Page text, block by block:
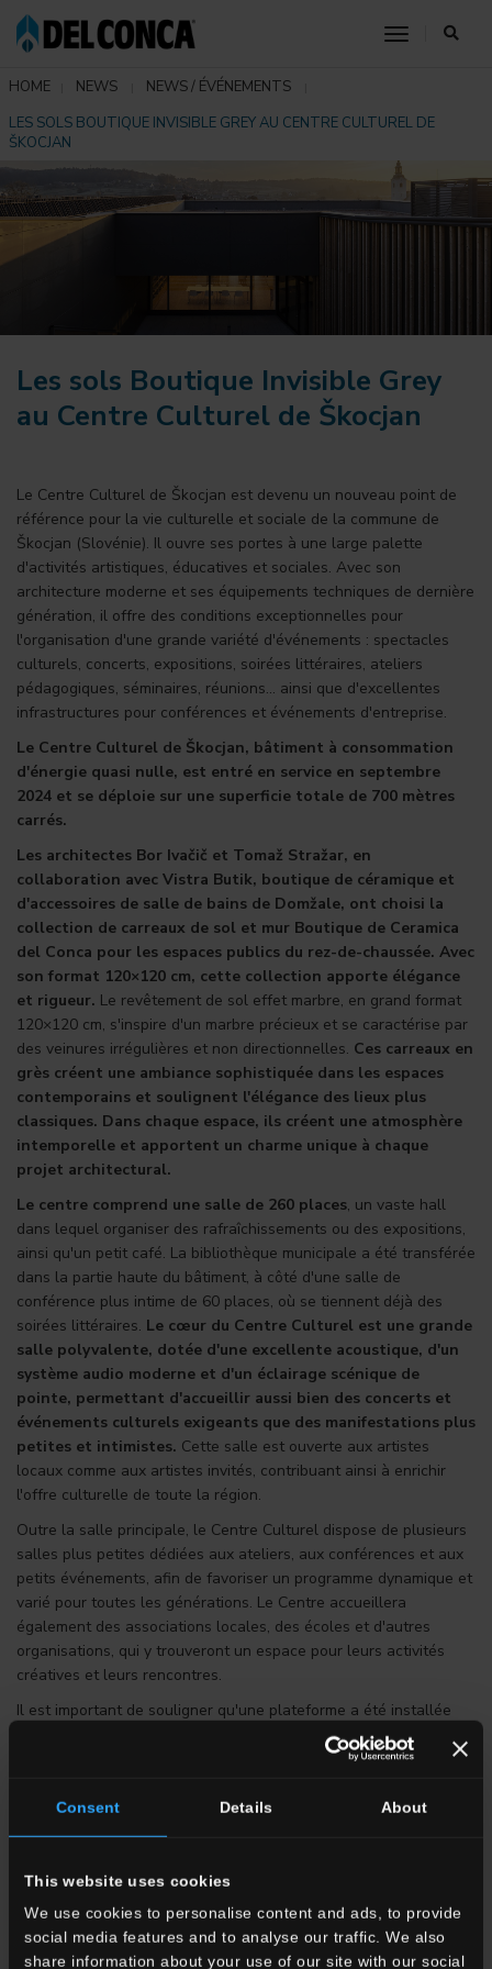
Consent Details About
This website uses cookies
We use cookies to personalise content and ads, to provide
social media features and to analyse our traffic. We also
share information about your use of our site with our social
toggle
HOME NEWS
NEWS / ÉVÉNEMENTS
LES SOLS BOUTIQUE INVISIBLE GREY AU CENTRE CULTUREL DE
ŠKOCJAN
Les sols Boutique Invisible Grey
au Centre Culturel de Škocjan
Le Centre Culturel de Škocjan est devenu un nouveau point de
référence pour la vie culturelle et sociale de la commune de
Škocjan (Slovénie). Il ouvre ses portes à une large palette
d'activités artistiques, éducatives et sociales. Avec son
architecture moderne et ses équipements techniques de dernière
génération, il offre des conditions exceptionnelles pour
l'organisation d'une grande variété d'événements : spectacles
culturels, concerts, expositions, soirées littéraires, ateliers
pédagogiques, séminaires, réunions… ainsi que d'excellentes
infrastructures pour conférences et événements d'entreprise.
Le Centre Culturel de Škocjan, bâtiment à consommation
d'énergie quasi nulle, est entré en service en septembre
2024 et se déploie sur une superficie totale de 700 mètres
carrés.
Les architectes Bor Ivačič et Tomaž Stražar, en
collaboration avec Vistra Butik, boutique de céramique et
d'accessoires de salle de bains de Domžale, ont choisi la
collection de carreaux de sol et mur Boutique de Ceramica
del Conca pour les espaces publics du rez-de-chaussée. Avec
son format 120×120 cm, cette collection apporte élégance
et rigueur. Le revêtement de sol effet marbre, en grand format
120×120 cm, s'inspire d'un marbre précieux et se caractérise par
des veinures irrégulières et non directionnelles. Ces carreaux en
grès créent une ambiance sophistiquée dans les espaces
contemporains et soulignent l'élégance des lieux plus
classiques. Dans chaque espace, ils créent une atmosphère
intemporelle et apportent un charme unique à chaque
projet architectural.
Le centre comprend une salle de 260 places, un vaste hall
dans lequel organiser des rafraîchissements ou des expositions,
ainsi qu'un petit café. La bibliothèque municipale a été transférée
dans la partie haute du bâtiment, à côté d'une salle de
conférence plus intime de 60 places, où se tiennent déjà des
soirées littéraires. Le cœur du Centre Culturel est une grande
salle polyvalente, dotée d'une excellente acoustique, d'un
système audio moderne et d'un éclairage scénique de
pointe, permettant d'accueillir aussi bien des concerts et
événements culturels exigeants que des manifestations plus
petites et intimistes. Cette salle est ouverte aux artistes
locaux comme aux artistes invités, contribuant ainsi à enrichir
l'offre culturelle de toute la région.
Outre la salle principale, le Centre Culturel dispose de plusieurs
salles plus petites dédiées aux ateliers, aux conférences et aux
petits événements, afin de favoriser un programme dynamique et
varié pour toutes les générations. Le Centre accueillera
également des associations locales, des écoles et d'autres
organisations, qui y trouveront un espace pour leurs activités
créatives et leurs rencontres.
Il est important de souligner qu'une plateforme a été installée
pour garantir l'accessibilité aux personnes à mobilité réduite ou
en fauteuil roulant. De nombreux nouveaux emplacements de
Un élément essentiel de ce complexe est
la Bibliothèque
régionale de Škocjan
en plus des activités traditionnelles de prêt de livres, de revues
et de documents, l'organisation de divers événements culturels
et éducatifs, de soirées littéraires, d'ateliers et de rencontres
avec des auteurs et des créateurs.